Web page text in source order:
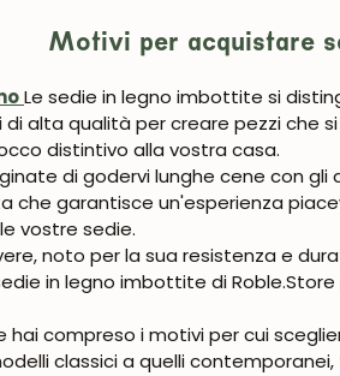
Motivi per acquistare
Le sedie in legno imbottite si
alta qualità per creare pezzi che
distintivo alla vostra casa.
di godervi lunghe cene con gli
garantisce un'esperienza
vostre sedie.
noto per la sua resistenza e
in legno imbottite di
hai compreso i motivi per cui
classici a quelli